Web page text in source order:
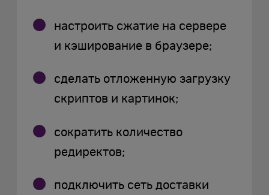
настроить сжатие на сервере
и кэширование в браузере;
сделать отложенную загрузку
скриптов и картинок;
сократить количество
редиректов;
подключить сеть доставки